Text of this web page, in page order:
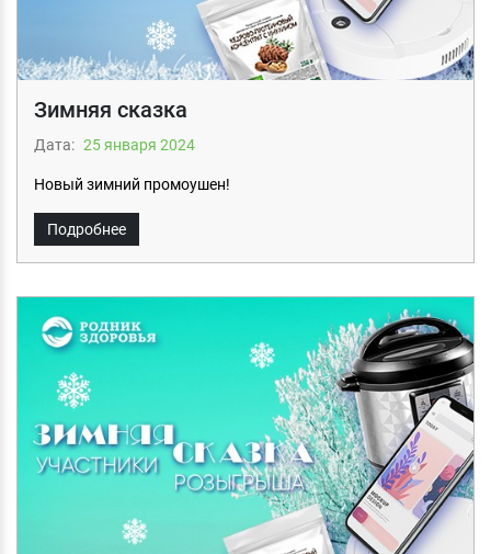
Зимняя сказка
Дата: 25 января 2024
Новый зимний промоушен!
Подробнее